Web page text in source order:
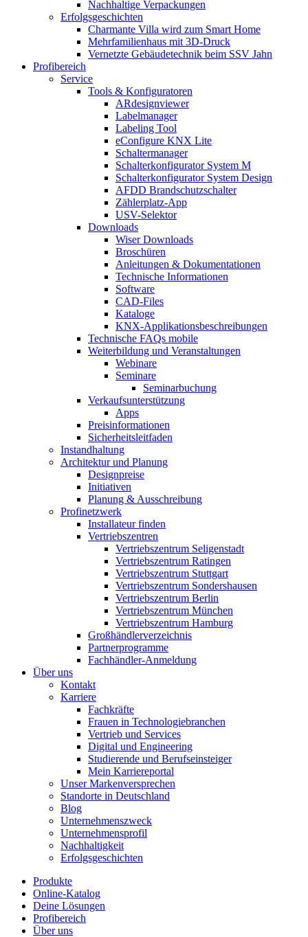
Nachhaltige Verpackungen
Erfolgsgeschichten
Charmante Villa wird zum Smart Home
Mehrfamilienhaus mit 3D-Druck
Vernetzte Gebäudetechnik beim SSV Jahn
Profibereich
Service
Tools & Konfiguratoren
ARdesignviewer
Labelmanager
Labeling Tool
eConfigure KNX Lite
Schaltermanager
Schalterkonfigurator System M
Schalterkonfigurator System Design
AFDD Brandschutzschalter
Zählerplatz-App
USV-Selektor
Downloads
Wiser Downloads
Broschüren
Anleitungen & Dokumentationen
Technische Informationen
Software
CAD-Files
Kataloge
KNX-Applikationsbeschreibungen
Technische FAQs mobile
Weiterbildung und Veranstaltungen
Webinare
Seminare
Seminarbuchung
Verkaufsunterstützung
Apps
Preisinformationen
Sicherheitsleitfaden
Instandhaltung
Architektur und Planung
Designpreise
Initiativen
Planung & Ausschreibung
Profinetzwerk
Installateur finden
Vertriebszentren
Vertriebszentrum Seligenstadt
Vertriebszentrum Ratingen
Vertriebszentrum Stuttgart
Vertriebszentrum Sondershausen
Vertriebszentrum Berlin
Vertriebszentrum München
Vertriebszentrum Hamburg
Großhändlerverzeichnis
Partnerprogramme
Fachhändler-Anmeldung
Über uns
Kontakt
Karriere
Fachkräfte
Frauen in Technologiebranchen
Vertrieb und Services
Digital und Engineering
Studierende und Berufseinsteiger
Mein Karriereportal
Unser Markenversprechen
Standorte in Deutschland
Blog
Unternehmenszweck
Unternehmensprofil
Nachhaltigkeit
Erfolgsgeschichten
Produkte
Online-Katalog
Deine Lösungen
Profibereich
Über uns